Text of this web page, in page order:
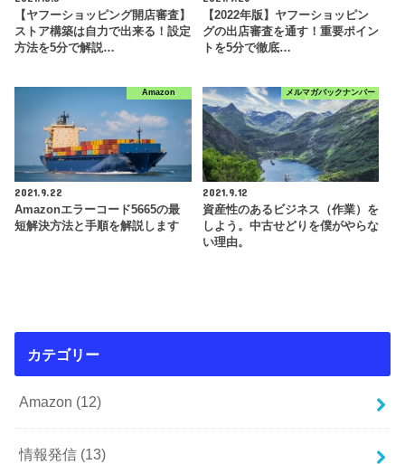
【ヤフーショッピング開店審査】
ストア構築は自力で出来る！設定
方法を5分で解説…
【2022年版】ヤフーショッピン
グの出店審査を通す！重要ポイン
トを5分で徹底…
Amazon
2021.9.22
Amazonエラーコード5665の最
短解決方法と手順を解説します
メルマガバックナンバー
2021.9.12
資産性のあるビジネス（作業）を
しよう。中古せどりを僕がやらな
い理由。
カテゴリー
Amazon (12)
情報発信 (13)